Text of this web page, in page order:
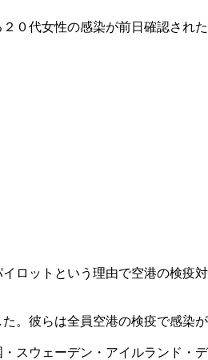
０代女性の感染が前日確認された
ロットという理由で空港の検疫
。彼らは全員空港の検疫で感染が
ウェーデン・アイルランド・